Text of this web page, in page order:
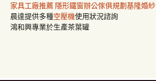
家具工廠推薦 隱形鐵窗辦公傢俱規劃基隆婚紗
晨達提供多種空壓機使用狀況諮詢
鴻和興專業於生產茶葉罐